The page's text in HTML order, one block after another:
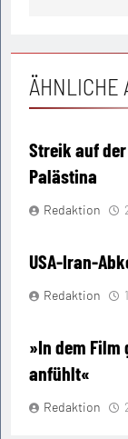
ÄHNLICHE
Streik auf
Palästina
Redaktion
USA-Iran-
Redaktion
»In dem
anfühlt«
Redaktion